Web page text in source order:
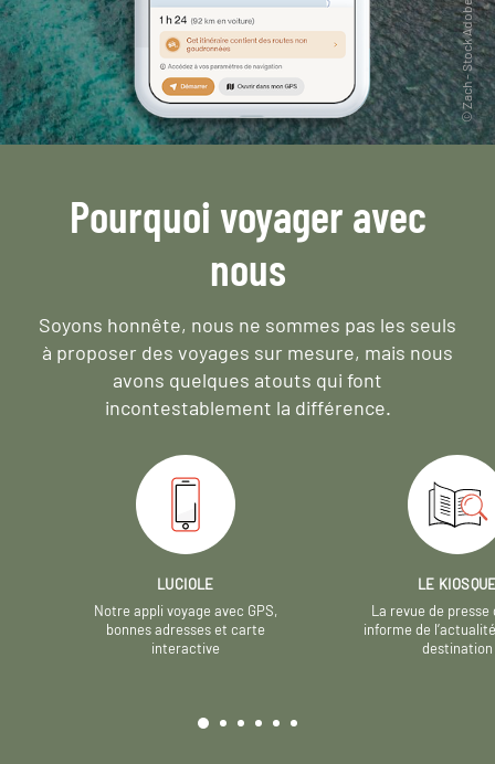
Pourquoi voyager avec
nous
Soyons honnête, nous ne sommes pas les seuls
à proposer des voyages sur mesure, mais nous
avons quelques atouts qui font
incontestablement la différence.
LUCIOLE
Notre appli voyage avec GPS,
bonnes adresses et carte
interactive
LE
La revue de presse
informe de
destination